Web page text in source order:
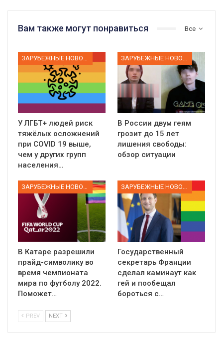
Все
Вам также могут понравиться
ЗАРУБЕЖНЫЕ НОВОСТИ
У ЛГБТ+ людей риск
тяжёлых осложнений
при COVID 19 выше,
чем у других групп
населения…
ЗАРУБЕЖНЫЕ НОВОСТИ
В России двум геям
грозит до 15 лет
лишения свободы:
обзор ситуации
ЗАРУБЕЖНЫЕ НОВОСТИ
В Катаре разрешили
прайд-символику во
время чемпионата
мира по футболу 2022.
Поможет…
ЗАРУБЕЖНЫЕ НОВОСТИ
Государственный
секретарь Франции
сделал каминаут как
гей и пообещал
бороться с…
PREV NEXT